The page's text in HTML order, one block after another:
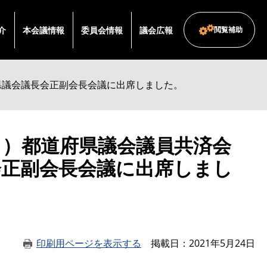
本会議情報 委員会情報 議会広報 閲覧補助
会議長会正副会長会議に出席しました。
都道府県議会議員共済会
副会長会議に出席しまし
印刷用ページを表示する 掲載日 2021年5月24日